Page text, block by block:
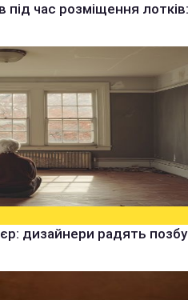
під час розміщення лотків:
дизайнери радять